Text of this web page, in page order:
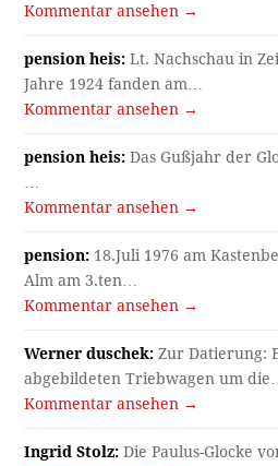
Kommentar ansehen →
pension heis: Lt. Nachschau in
Jahre 1924 fanden am…
Kommentar ansehen →
pension heis: Das Gußjahr der
Kommentar ansehen →
pension: 18.Juli 1976 am
Alm am 3.ten…
Kommentar ansehen →
Werner duschek: Zur Datierung:
abgebildeten Triebwagen um die…
Kommentar ansehen →
Ingrid Stolz: Die Paulus-Glocke